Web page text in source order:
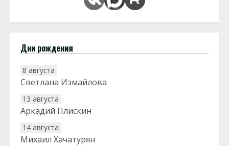
Дни рождения
8 августа
Светлана Измайлова
13 августа
Аркадий Плискин
14 августа
Михаил Хачатурян